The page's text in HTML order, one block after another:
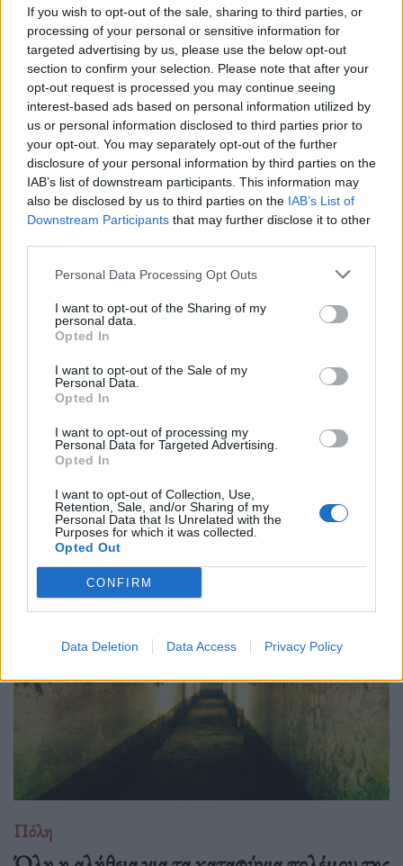
If you wish to opt-out of the sale, sharing to third parties, or
processing of your personal or sensitive information for
targeted advertising by us, please use the below opt-out
section to confirm your selection. Please note that after your
opt-out request is processed you may continue seeing
interest-based ads based on personal information utilized by
us or personal information disclosed to third parties prior to
your opt-out. You may separately opt-out of the further
disclosure of your personal information by third parties on the
IAB’s list of downstream participants. This information may
also be disclosed by us to third parties on the IAB’s List of
Downstream Participants that may further disclose it to other
Personal Data Processing Opt Outs
I want to opt-out of the Sharing of my
personal data.
Opted In
I want to opt-out of the Sale of my
Personal Data.
Opted In
I want to opt-out of processing my
Personal Data for Targeted Advertising.
Opted In
I want to opt-out of Collection, Use,
Retention, Sale, and/or Sharing of my
Personal Data that Is Unrelated with the
Purposes for which it was collected.
Opted Out
CONFIRM
Data Deletion Data Access Privacy Policy
ουτοπία;
26.11.25
Η "πόλη των 30 Λεπτών" υπόσχεται μια καθημερινότητα
όπου τα πάντα βρίσκονται δίπλα μας, όμως μπορεί μια ιδέα
βιώσιμης εγγύτητας να εφαρμοστεί σε ένα χαοτικό αστικό
τοπίο όπως η Αθήνα ή παραμένει μια ο
Τα σιωπηλά γλυπτά των Αθηνών
16.07.24
Μια χαρτογράφηση της πόλης μέσα από μερικά γνωστά
αγάλματά της.
Πόλη